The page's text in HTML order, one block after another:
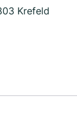
Krefeld